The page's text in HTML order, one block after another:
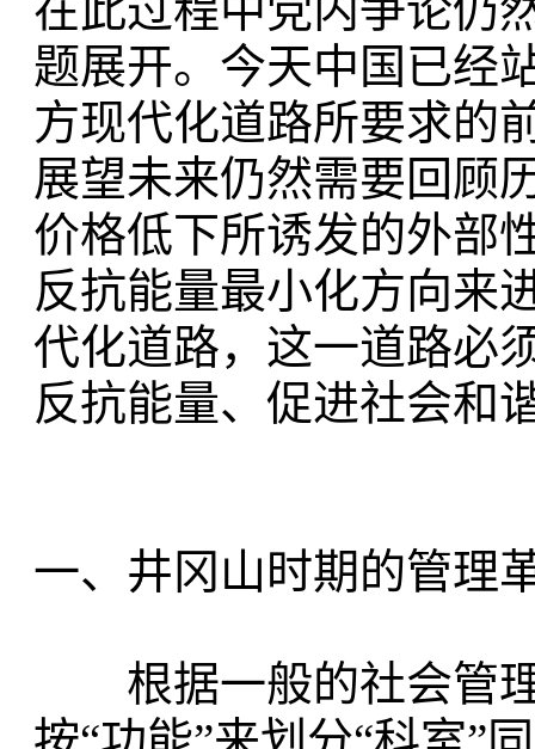
在此过程中党内争论仍
题展开。今天中国已经
方现代化道路所要求的
展望未来仍然需要回顾
价格低下所诱发的外部
反抗能量最小化方向来
代化道路，这一道路必
反抗能量、促进社会和
一、井冈山时期的管
根据一般的社会管理